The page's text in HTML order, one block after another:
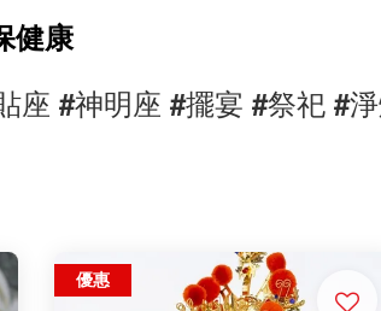
健康
座 #神明座 #擺宴 #祭祀 #
優惠